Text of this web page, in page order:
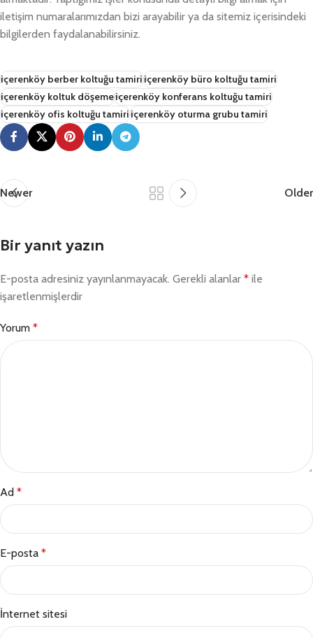
iletişim numaralarımızdan bizi arayabilir ya da sitemiz içerisindeki
bilgilerden faydalanabilirsiniz.
içerenköy berber koltuğu tamiriiçerenköy büro koltuğu tamiri
içerenköy koltuk döşemeiçerenköy konferans koltuğu tamiri
içerenköy ofis koltuğu tamiriiçerenköy oturma grubu tamiri
Newer Older
Bir yanıt yazın
E-posta adresiniz yayınlanmayacak. Gerekli alanlar * ile
işaretlenmişlerdir
Yorum *
Ad *
E-posta *
İnternet sitesi